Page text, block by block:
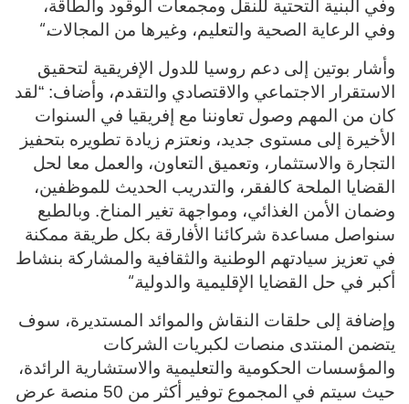
وفي البنية التحتية للنقل ومجمعات الوقود والطاقة،
وفي الرعاية الصحية والتعليم، وغيرها من المجالات“.
وأشار بوتين إلى دعم روسيا للدول الإفريقية لتحقيق
الاستقرار الاجتماعي والاقتصادي والتقدم، وأضاف: “لقد
كان من المهم وصول تعاوننا مع إفريقيا في السنوات
الأخيرة إلى مستوى جديد، ونعتزم زيادة تطويره بتحفيز
التجارة والاستثمار، وتعميق التعاون، والعمل معا لحل
القضايا الملحة كالفقر، والتدريب الحديث للموظفين،
وضمان الأمن الغذائي، ومواجهة تغير المناخ. وبالطبع
سنواصل مساعدة شركائنا الأفارقة بكل طريقة ممكنة
في تعزيز سيادتهم الوطنية والثقافية والمشاركة بنشاط
أكبر في حل القضايا الإقليمية والدولية“.
وإضافة إلى حلقات النقاش والموائد المستديرة، سوف
يتضمن المنتدى منصات لكبريات الشركات
والمؤسسات الحكومية والتعليمية والاستشارية الرائدة،
حيث سيتم في المجموع توفير أكثر من 50 منصة عرض